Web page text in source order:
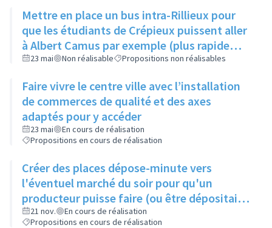
Mettre en place un bus intra-Rillieux pour
que les étudiants de Crépieux puissent aller
à Albert Camus par exemple (plus rapide
d'aller sur Lyon)
23 mai Non réalisable Propositions non réalisables
Faire vivre le centre ville avec l’installation
de commerces de qualité et des axes
adaptés pour y accéder
23 mai
En cours de réalisation
Propositions en cours de réalisation
Créer des places dépose-minute vers
l'éventuel marché du soir pour qu'un
producteur puisse faire (ou être dépositaire)
de paniers fraîcheurs
21 nov.
En cours de réalisation
Propositions en cours de réalisation